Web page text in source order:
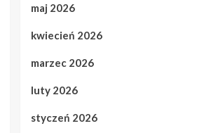
maj 2026
kwiecień 2026
marzec 2026
luty 2026
styczeń 2026